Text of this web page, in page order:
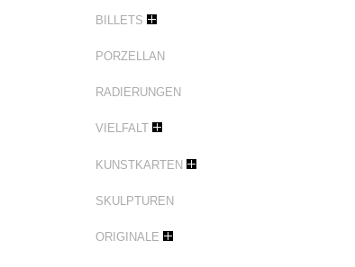
BILLETS
PORZELLAN
RADIERUNGEN
VIELFALT
KUNSTKARTEN
SKULPTUREN
ORIGINALE